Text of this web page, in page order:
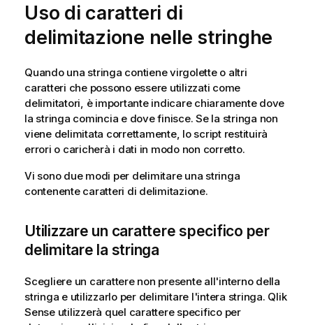
Uso di caratteri di
delimitazione nelle stringhe
Quando una stringa contiene virgolette o altri
caratteri che possono essere utilizzati come
delimitatori, è importante indicare chiaramente dove
la stringa comincia e dove finisce. Se la stringa non
viene delimitata correttamente, lo script restituirà
errori o caricherà i dati in modo non corretto.
Vi sono due modi per delimitare una stringa
contenente caratteri di delimitazione.
Utilizzare un carattere specifico per
delimitare la stringa
Scegliere un carattere non presente all'interno della
stringa e utilizzarlo per delimitare l'intera stringa. Qlik
Senseutilizzerà quel carattere specifico per